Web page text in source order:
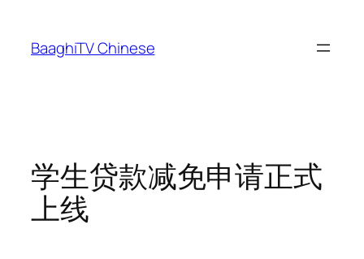
content
BaaghiTV Chinese
学生贷款减免申请正式
上线